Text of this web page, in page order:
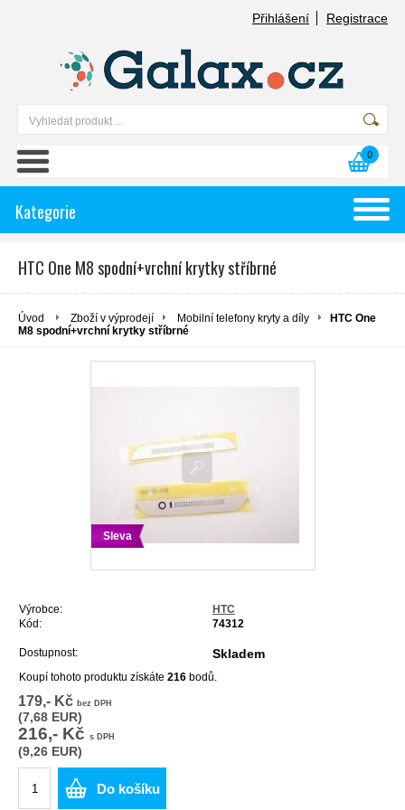
Přihlášení Registrace
0
Kategorie
HTC One M8 spodní+vrchní krytky stříbrné
Úvod Zboží v výprodejí Mobilní telefony kryty a díly
HTC One
M8 spodní+vrchní krytky stříbrné
Sleva
Výrobce:
HTC
Kód:
74312
Dostupnost: Skladem
Koupí tohoto produktu získáte 216 bodů.
179,- Kč bez DPH
(7,68 EUR)
216,- Kč s DPH
(9,26 EUR)
Do košíku